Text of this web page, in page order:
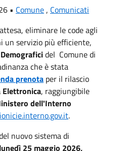
• Comune , Comunicati
eliminare le code agli
servizio più efficiente,
del Comune di
che è stata
prenota per il rilascio
Elettronica, raggiungibile
dell'Interno
.
nuovo sistema di
25 maggio 2026,